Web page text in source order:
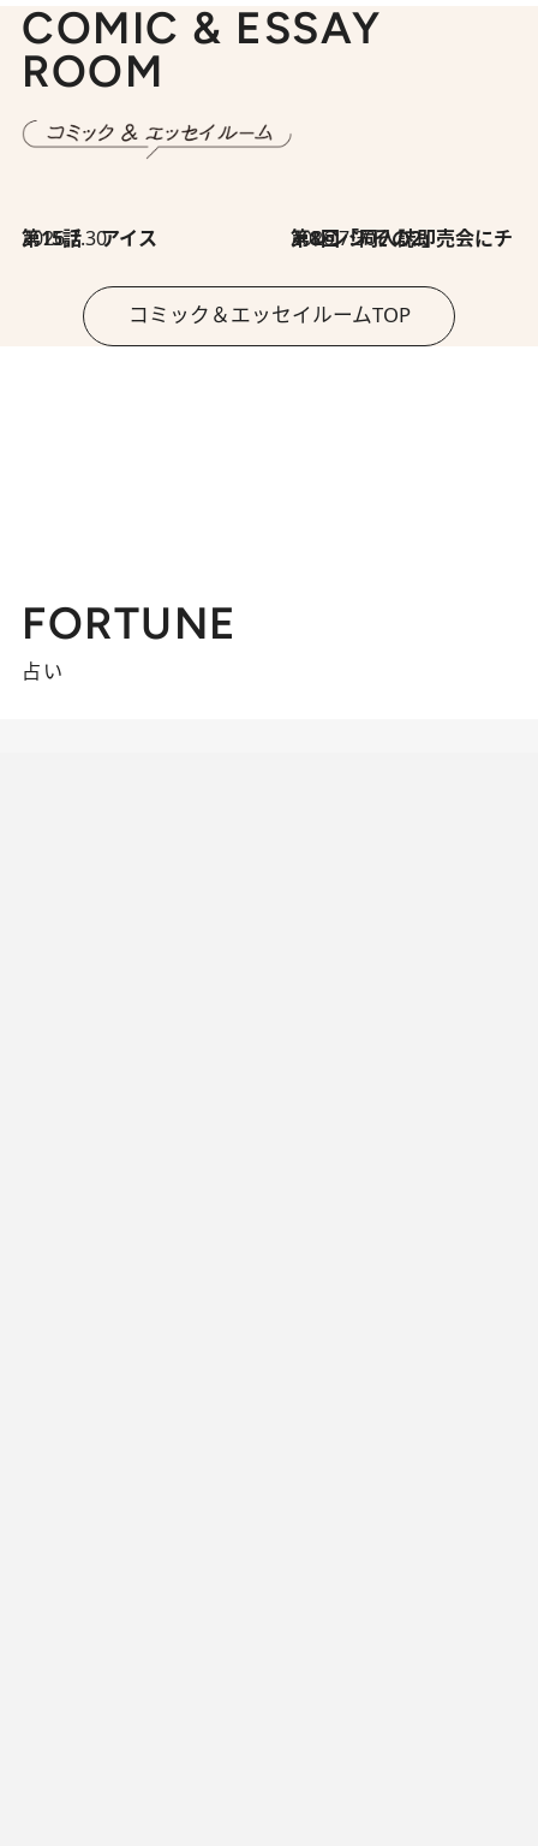
COMIC & ESSAY
ROOM
2026.7.30
第15話 アイス 2026.7.30
第8回「同人誌即売会にチャレンジ その2」
コミック＆エッセイルームTOP
FORTUNE
占い